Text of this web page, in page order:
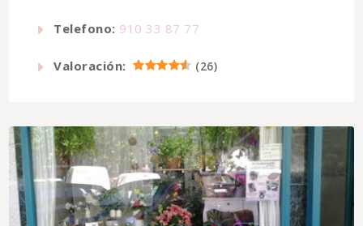
Telefono: 910 33 87 77
Valoración: (26)